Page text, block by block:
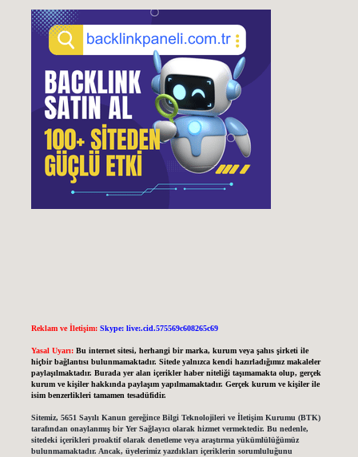
Reklam ve İletişim: Skype: live:.cid.575569c608265c69
Yasal Uyarı: Bu internet sitesi, herhangi bir marka, kurum veya şahıs şirketi ile
hiçbir bağlantısı bulunmamaktadır. Sitede yalnızca kendi hazırladığımız makaleler
paylaşılmaktadır. Burada yer alan içerikler haber niteliği taşımamakta olup, gerçek
kurum ve kişiler hakkında paylaşım yapılmamaktadır. Gerçek kurum ve kişiler ile
isim benzerlikleri tamamen tesadüfidir.
Sitemiz, 5651 Sayılı Kanun gereğince Bilgi Teknolojileri ve İletişim Kurumu (BTK)
tarafından onaylanmış bir Yer Sağlayıcı olarak hizmet vermektedir. Bu nedenle,
sitedeki içerikleri proaktif olarak denetleme veya araştırma yükümlülüğümüz
bulunmamaktadır. Ancak, üyelerimiz yazdıkları içeriklerin sorumluluğunu